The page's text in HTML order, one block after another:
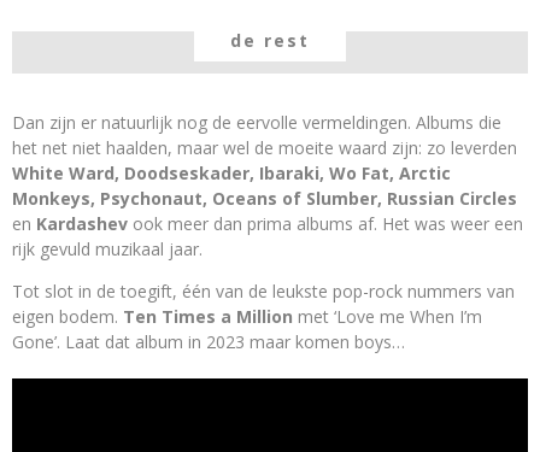
de rest
Dan zijn er natuurlijk nog de eervolle vermeldingen. Albums die
het net niet haalden, maar wel de moeite waard zijn: zo leverden
White Ward, Doodseskader, Ibaraki, Wo Fat, Arctic
Monkeys, Psychonaut, Oceans of Slumber, Russian Circles
en Kardashev ook meer dan prima albums af. Het was weer een
rijk gevuld muzikaal jaar.
Tot slot in de toegift, één van de leukste pop-rock nummers van
eigen bodem. Ten Times a Million met ‘Love me When I’m
Gone’. Laat dat album in 2023 maar komen boys…